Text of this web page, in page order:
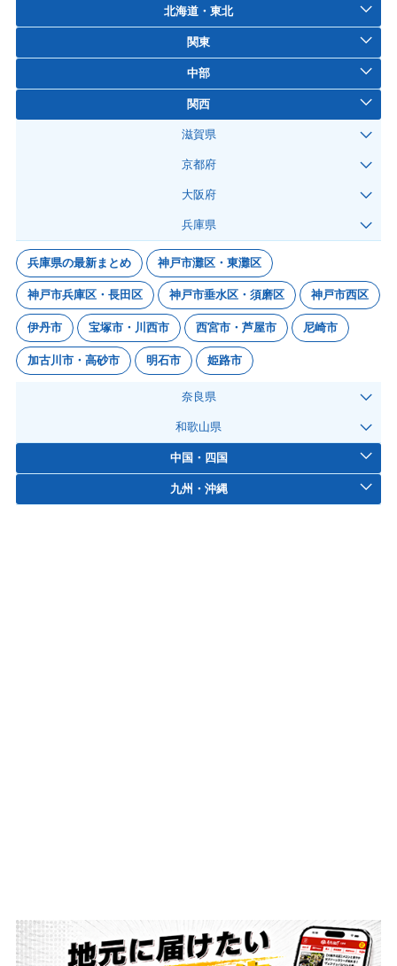
北海道・東北
関東
中部
関西
滋賀県
京都府
大阪府
兵庫県
兵庫県の最新まとめ 神戸市灘区・東灘区
神戸市兵庫区・長田区 神戸市垂水区・須磨区 神戸市西区
伊丹市 宝塚市・川西市 西宮市・芦屋市 尼崎市
加古川市・高砂市 明石市 姫路市
奈良県
和歌山県
中国・四国
九州・沖縄